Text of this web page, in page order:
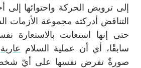
إلى ترويض الحركة واحتوائها
التناقض أدركته مجموعة الأزمات
حتى إنها استعانت بالاستعارة
سابقًا، أي أن عملية السلام عارية
صورةٌ تفرض نفسها على أيّ